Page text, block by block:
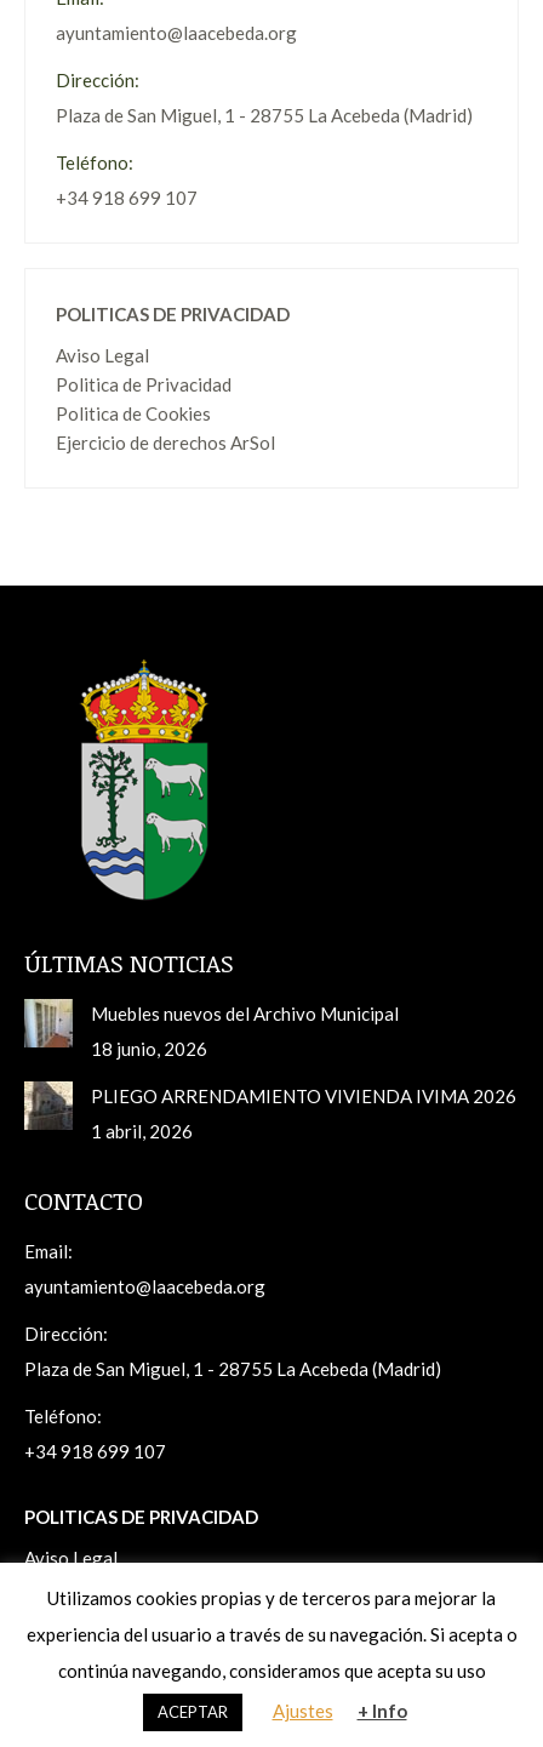
ayuntamiento@laacebeda.org
Dirección:
Plaza de San Miguel, 1 - 28755 La Acebeda (Madrid)
Teléfono:
+34 918 699 107
POLITICAS DE PRIVACIDAD
Aviso Legal
Politica de Privacidad
Politica de Cookies
Ejercicio de derechos ArSol
ÚLTIMAS NOTICIAS
Muebles nuevos del Archivo Municipal
18 junio, 2026
PLIEGO ARRENDAMIENTO VIVIENDA IVIMA 2026
1 abril, 2026
CONTACTO
Email:
ayuntamiento@laacebeda.org
Dirección:
Plaza de San Miguel, 1 - 28755 La Acebeda (Madrid)
Teléfono:
+34 918 699 107
POLITICAS DE PRIVACIDAD
Aviso Legal
Politica de Privacidad
Ejercicio de derechos ArSol
www.laacebeda.org
Utilizamos cookies propias y de terceros para mejorar la
experiencia del usuario a través de su navegación. Si acepta o
continúa navegando, consideramos que acepta su uso
ACEPTAR Ajustes + Info